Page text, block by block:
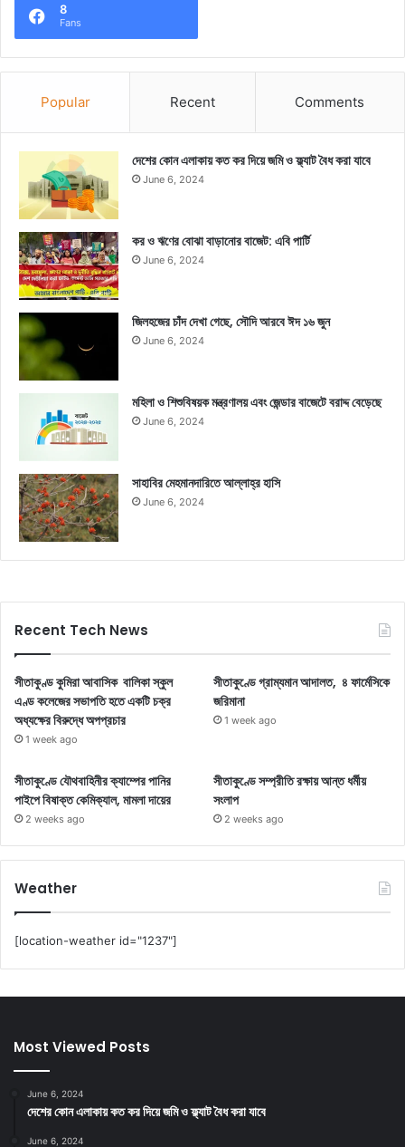
8
Fans
Popular Recent Comments
দেশের কোন এলাকায় কত কর দিয়ে জমি ও ফ্ল্যাট বৈধ করা যাবে
June 6, 2024
কর ও ঋণের বোঝা বাড়ানোর বাজেট: এবি পার্টি
June 6, 2024
জিলহজের চাঁদ দেখা গেছে, সৌদি আরবে ঈদ ১৬ জুন
June 6, 2024
মহিলা ও শিশুবিষয়ক মন্ত্রণালয় এবং জেন্ডার বাজেটে বরাদ্দ বেড়েছে
June 6, 2024
সাহাবির মেহমানদারিতে আল্লাহ্‌র হাসি
June 6, 2024
Recent Tech News
সীতাকুণ্ড কুমিরা আবাসিক বালিকা স্কুল
এণ্ড কলেজের সভাপতি হতে একটি চক্র
অধ্যক্ষের বিরুদ্ধে অপপ্রচার
1 week ago
সীতাকুণ্ডে গ্রাম্যমান আদালত, ৪ ফার্মেসিকে
জরিমানা
1 week ago
সীতাকুণ্ডে যৌথবাহিনীর ক্যাম্পের পানির
পাইপে বিষাক্ত কেমিক্যাল, মামলা দায়ের
2 weeks ago
সীতাকুণ্ডে সম্প্রীতি রক্ষায় আন্ত ধর্মীয়
সংলাপ
2 weeks ago
Weather
[location-weather id="1237"]
Most Viewed Posts
June 6, 2024
দেশের কোন এলাকায় কত কর দিয়ে জমি ও ফ্ল্যাট বৈধ করা যাবে
June 6, 2024